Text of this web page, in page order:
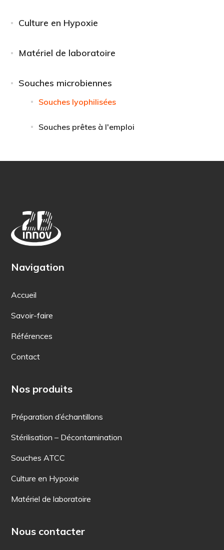
Culture en Hypoxie
Matériel de laboratoire
Souches microbiennes
Souches lyophilisées
Souches prêtes à l'emploi
Navigation
Accueil
Savoir-faire
Références
Contact
Nos produits
Préparation d’échantillons
Stérilisation – Décontamination
Souches ATCC
Culture en Hypoxie
Matériel de laboratoire
Nous contacter